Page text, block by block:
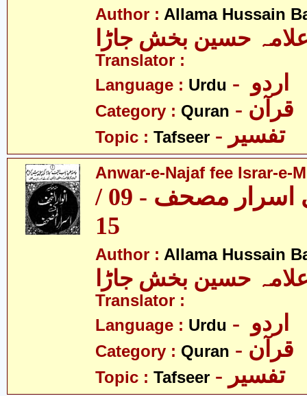
Author : Allama Hussain
حسین بخش جاڑا
Translator :
Language : Urdu
Category : Quran - قرآن
Topic : Tafseer - تفسیر
Anwar-e-Najaf fee Israr-e-
انوار نجف فی اسرار مصحف - 09 /
15
Author : Allama Hussain
حسین بخش جاڑا
Translator :
Language : Urdu
Category : Quran - قرآن
Topic : Tafseer - تفسیر